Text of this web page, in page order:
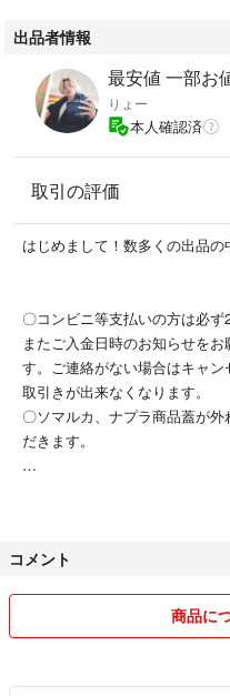
出品者情報
りょー
本人確認済
取引の評価
はじめまして！数多くの出品の
〇コンビニ等支払いの方は必ず
またご入金日時のお知らせを
す。ご連絡がない場合はキャ
取引きが出来なくなります。
〇ソマルカ、ナプラ商品蓋が
だきます。
〇ご購入後のキャンセルは不
主に商品は局員直接渡し予定で
コメント
商品に